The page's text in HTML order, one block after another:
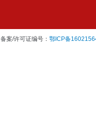
备案/许可证编号： 鄂ICP备